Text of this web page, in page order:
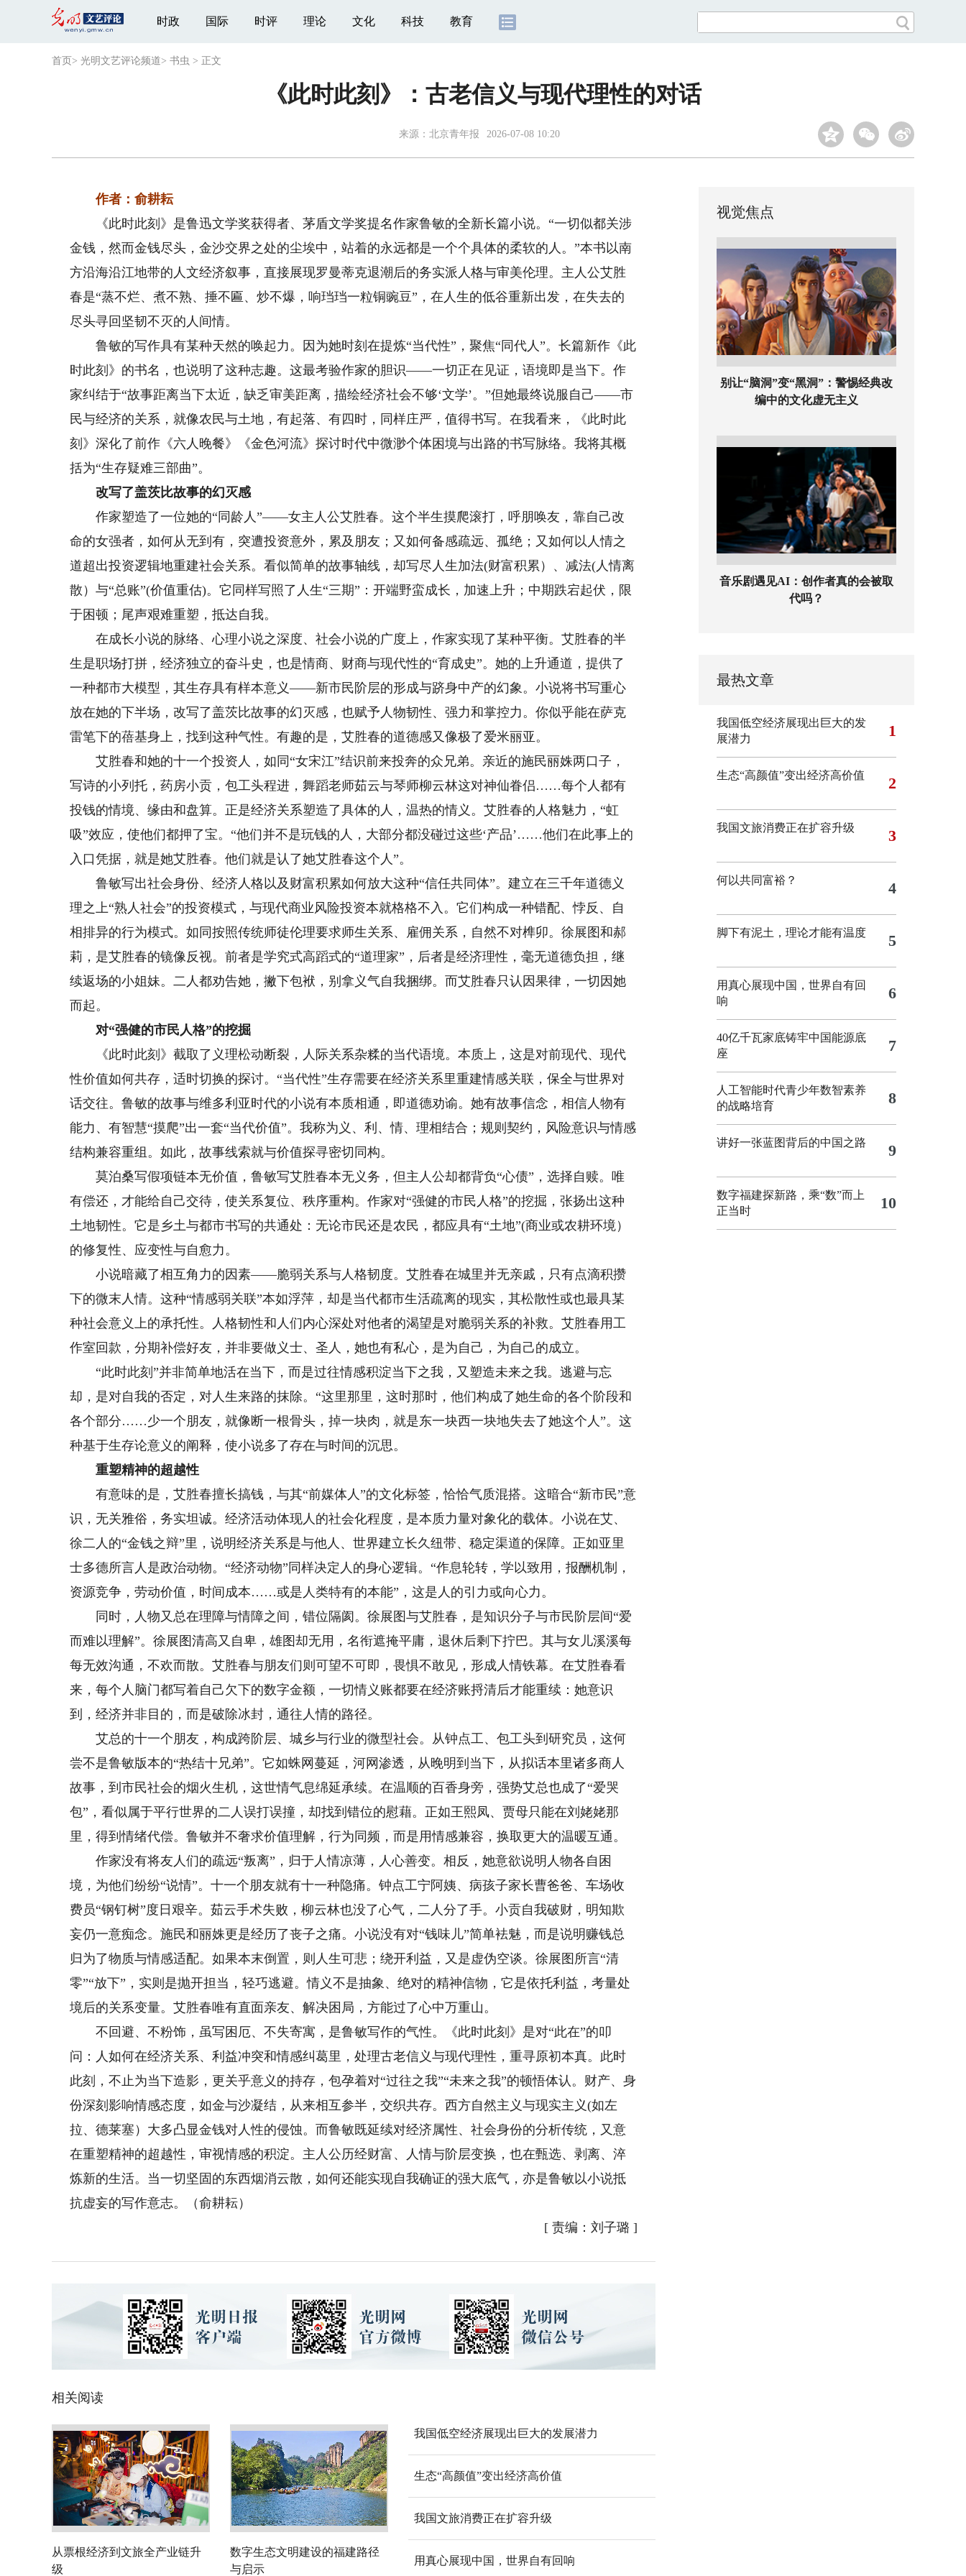
时政 国际 时评 理论 文化 科技 教育
首页 > 光明文艺评论频道> 书虫 > 正文
《此时此刻》：古老信义与现代理性的对话
来源： 北京青年报 2026-07-08 10:20
作者：俞耕耘
《此时此刻》是鲁迅文学奖获得者、茅盾文学奖提名作家鲁敏的全新长篇小说。“一切似都关涉
金钱，然而金钱尽头，金沙交界之处的尘埃中，站着的永远都是一个个具体的柔软的人。”本书以南
方沿海沿江地带的人文经济叙事，直接展现罗曼蒂克退潮后的务实派人格与审美伦理。主人公艾胜
春是“蒸不烂、煮不熟、捶不匾、炒不爆，响珰珰一粒铜豌豆”，在人生的低谷重新出发，在失去的
尽头寻回坚韧不灭的人间情。
鲁敏的写作具有某种天然的唤起力。因为她时刻在提炼“当代性”，聚焦“同代人”。长篇新作《此
时此刻》的书名，也说明了这种志趣。这最考验作家的胆识——一切正在见证，语境即是当下。作
家纠结于“故事距离当下太近，缺乏审美距离，描绘经济社会不够‘文学’。”但她最终说服自己——市
民与经济的关系，就像农民与土地，有起落、有四时，同样庄严，值得书写。在我看来，《此时此
刻》深化了前作《六人晚餐》《金色河流》探讨时代中微渺个体困境与出路的书写脉络。我将其概
括为“生存疑难三部曲”。
改写了盖茨比故事的幻灭感
作家塑造了一位她的“同龄人”——女主人公艾胜春。这个半生摸爬滚打，呼朋唤友，靠自己改
命的女强者，如何从无到有，突遭投资意外，累及朋友；又如何备感疏远、孤绝；又如何以人情之
道超出投资逻辑地重建社会关系。看似简单的故事轴线，却写尽人生加法(财富积累）、减法(人情离
散）与“总账”(价值重估)。它同样写照了人生“三期”：开端野蛮成长，加速上升；中期跌宕起伏，限
于困顿；尾声艰难重塑，抵达自我。
在成长小说的脉络、心理小说之深度、社会小说的广度上，作家实现了某种平衡。艾胜春的半
生是职场打拼，经济独立的奋斗史，也是情商、财商与现代性的“育成史”。她的上升通道，提供了
一种都市大模型，其生存具有样本意义——新市民阶层的形成与跻身中产的幻象。小说将书写重心
放在她的下半场，改写了盖茨比故事的幻灭感，也赋予人物韧性、强力和掌控力。你似乎能在萨克
雷笔下的蓓基身上，找到这种气性。有趣的是，艾胜春的道德感又像极了爱米丽亚。
艾胜春和她的十一个投资人，如同“女宋江”结识前来投奔的众兄弟。亲近的施民丽姝两口子，
写诗的小列托，药房小贡，包工头程进，舞蹈老师茹云与琴师柳云林这对神仙眷侣……每个人都有
投钱的情境、缘由和盘算。正是经济关系塑造了具体的人，温热的情义。艾胜春的人格魅力，“虹
吸”效应，使他们都押了宝。“他们并不是玩钱的人，大部分都没碰过这些‘产品’……他们在此事上的
入口凭据，就是她艾胜春。他们就是认了她艾胜春这个人”。
鲁敏写出社会身份、经济人格以及财富积累如何放大这种“信任共同体”。建立在三千年道德义
理之上“熟人社会”的投资模式，与现代商业风险投资本就格格不入。它们构成一种错配、悖反、自
相排异的行为模式。如同按照传统师徒伦理要求师生关系、雇佣关系，自然不对榫卯。徐展图和郝
莉，是艾胜春的镜像反视。前者是学究式高蹈式的“道理家”，后者是经济理性，毫无道德负担，继
续返场的小姐妹。二人都劝告她，撇下包袱，别拿义气自我捆绑。而艾胜春只认因果律，一切因她
而起。
对“强健的市民人格”的挖掘
《此时此刻》截取了义理松动断裂，人际关系杂糅的当代语境。本质上，这是对前现代、现代
性价值如何共存，适时切换的探讨。“当代性”生存需要在经济关系里重建情感关联，保全与世界对
话交往。鲁敏的故事与维多利亚时代的小说有本质相通，即道德劝谕。她有故事信念，相信人物有
能力、有智慧“摸爬”出一套“当代价值”。我称为义、利、情、理相结合；规则契约，风险意识与情感
结构兼容重组。如此，故事线索就与价值探寻密切同构。
莫泊桑写假项链本无价值，鲁敏写艾胜春本无义务，但主人公却都背负“心债”，选择自赎。唯
有偿还，才能给自己交待，使关系复位、秩序重构。作家对“强健的市民人格”的挖掘，张扬出这种
土地韧性。它是乡土与都市书写的共通处：无论市民还是农民，都应具有“土地”(商业或农耕环境）
的修复性、应变性与自愈力。
小说暗藏了相互角力的因素——脆弱关系与人格韧度。艾胜春在城里并无亲戚，只有点滴积攒
下的微末人情。这种“情感弱关联”本如浮萍，却是当代都市生活疏离的现实，其松散性或也最具某
种社会意义上的承托性。人格韧性和人们内心深处对他者的渴望是对脆弱关系的补救。艾胜春用工
作室回款，分期补偿好友，并非要做义士、圣人，她也有私心，是为自己，为自己的成立。
“此时此刻”并非简单地活在当下，而是过往情感积淀当下之我，又塑造未来之我。逃避与忘
却，是对自我的否定，对人生来路的抹除。“这里那里，这时那时，他们构成了她生命的各个阶段和
各个部分……少一个朋友，就像断一根骨头，掉一块肉，就是东一块西一块地失去了她这个人”。这
种基于生存论意义的阐释，使小说多了存在与时间的沉思。
重塑精神的超越性
有意味的是，艾胜春擅长搞钱，与其“前媒体人”的文化标签，恰恰气质混搭。这暗合“新市民”意
识，无关雅俗，务实坦诚。经济活动体现人的社会化程度，是本质力量对象化的载体。小说在艾、
徐二人的“金钱之辩”里，说明经济关系是与他人、世界建立长久纽带、稳定渠道的保障。正如亚里
士多德所言人是政治动物。“经济动物”同样决定人的身心逻辑。“作息轮转，学以致用，报酬机制，
资源竞争，劳动价值，时间成本……或是人类特有的本能”，这是人的引力或向心力。
同时，人物又总在理障与情障之间，错位隔阂。徐展图与艾胜春，是知识分子与市民阶层间“爱
而难以理解”。徐展图清高又自卑，雄图却无用，名衔遮掩平庸，退休后剩下拧巴。其与女儿溪溪每
每无效沟通，不欢而散。艾胜春与朋友们则可望不可即，畏惧不敢见，形成人情铁幕。在艾胜春看
来，每个人脑门都写着自己欠下的数字金额，一切情义账都要在经济账捋清后才能重续：她意识
到，经济并非目的，而是破除冰封，通往人情的路径。
艾总的十一个朋友，构成跨阶层、城乡与行业的微型社会。从钟点工、包工头到研究员，这何
尝不是鲁敏版本的“热结十兄弟”。它如蛛网蔓延，河网渗透，从晚明到当下，从拟话本里诸多商人
故事，到市民社会的烟火生机，这世情气息绵延承续。在温顺的百香身旁，强势艾总也成了“爱哭
包”，看似属于平行世界的二人误打误撞，却找到错位的慰藉。正如王熙凤、贾母只能在刘姥姥那
里，得到情绪代偿。鲁敏并不奢求价值理解，行为同频，而是用情感兼容，换取更大的温暖互通。
作家没有将友人们的疏远“叛离”，归于人情凉薄，人心善变。相反，她意欲说明人物各自困
境，为他们纷纷“说情”。十一个朋友就有十一种隐痛。钟点工宁阿姨、病孩子家长曹爸爸、车场收
费员“钢钉树”度日艰辛。茹云手术失败，柳云林也没了心气，二人分了手。小贡自我破财，明知欺
妄仍一意痴念。施民和丽姝更是经历了丧子之痛。小说没有对“钱味儿”简单袪魅，而是说明赚钱总
归为了物质与情感适配。如果本末倒置，则人生可悲；绕开利益，又是虚伪空谈。徐展图所言“清
零”“放下”，实则是抛开担当，轻巧逃避。情义不是抽象、绝对的精神信物，它是依托利益，考量处
境后的关系变量。艾胜春唯有直面亲友、解决困局，方能过了心中万重山。
不回避、不粉饰，虽写困厄、不失寄寓，是鲁敏写作的气性。《此时此刻》是对“此在”的叩
问：人如何在经济关系、利益冲突和情感纠葛里，处理古老信义与现代理性，重寻原初本真。此时
此刻，不止为当下造影，更关乎意义的持存，包孕着对“过往之我”“未来之我”的顿悟体认。财产、身
份深刻影响情感态度，如金与沙凝结，从来相互参半，交织共存。西方自然主义与现实主义(如左
拉、德莱塞）大多凸显金钱对人性的侵蚀。而鲁敏既延续对经济属性、社会身份的分析传统，又意
在重塑精神的超越性，审视情感的积淀。主人公历经财富、人情与阶层变换，也在甄选、剥离、淬
炼新的生活。当一切坚固的东西烟消云散，如何还能实现自我确证的强大底气，亦是鲁敏以小说抵
抗虚妄的写作意志。（俞耕耘）
[ 责编：刘子璐 ]
相关阅读
从票根经济到文旅全产业链升
级
数字生态文明建设的福建路径
与启示
我国低空经济展现出巨大的发展潜力
生态“高颜值”变出经济高价值
我国文旅消费正在扩容升级
用真心展现中国，世界自有回响
视觉焦点
别让“脑洞”变“黑洞”：警惕经典改
编中的文化虚无主义
音乐剧遇见AI：创作者真的会被取
代吗？
最热文章
我国低空经济展现出巨大的发
展潜力
1
生态“高颜值”变出经济高价值 2
我国文旅消费正在扩容升级 3
何以共同富裕？ 4
脚下有泥土，理论才能有温度 5
用真心展现中国，世界自有回
响
6
40亿千瓦家底铸牢中国能源底
座
7
人工智能时代青少年数智素养
的战略培育
8
讲好一张蓝图背后的中国之路 9
数字福建探新路，乘“数”而上
正当时
10